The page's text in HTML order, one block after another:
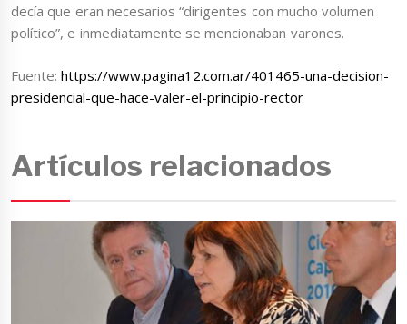
decía que eran necesarios “dirigentes con mucho volumen
político”, e inmediatamente se mencionaban varones.
Fuente:https://www.pagina12.com.ar/401465-una-decision-
presidencial-que-hace-valer-el-principio-rector
Artículos relacionados